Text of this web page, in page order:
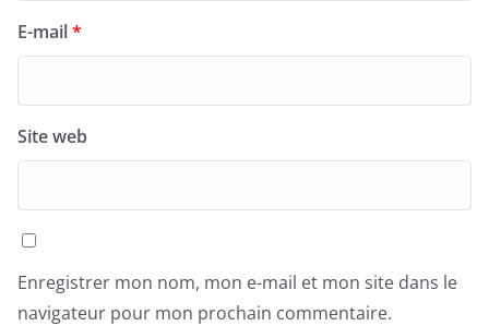
E-mail*
Site web
Enregistrer mon nom, mon e-mail et mon site dans le
navigateur pour mon prochain commentaire.